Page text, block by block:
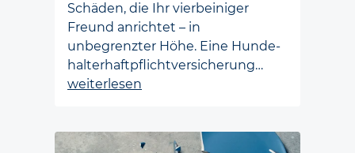
Schäden, die Ihr vier­beiniger
Freund anrichtet – in
unbegrenzter Höhe. Eine Hunde­
halter­haft­pflicht­versicherung…
weiterlesen